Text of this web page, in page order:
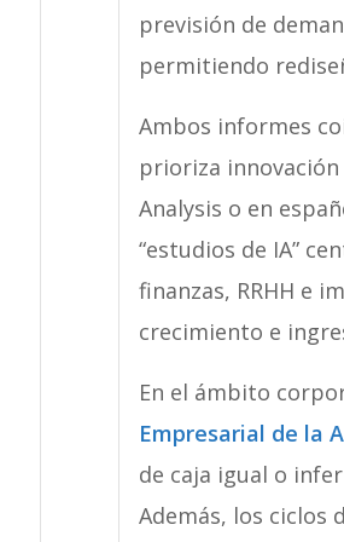
previsión de
permitiendo
Ambos informes
prioriza
Analysis o en
“estudios de IA”
finanzas, RRHH e
crecimiento e
En el ámbito
Empresarial de la
de caja igual o
Además, los ciclos